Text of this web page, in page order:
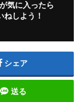
気に入ったら
ねしよう！
シェア
送る